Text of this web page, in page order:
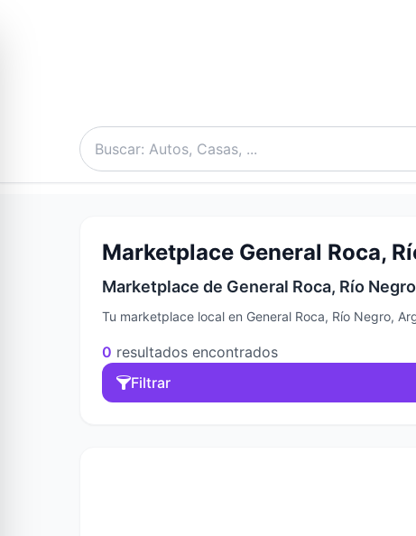
Marketplace General Roca,
Marketplace de General Roca, Río
Tu marketplace local en General Roca, Río Negro,
0 resultados encontrados
Filtrar